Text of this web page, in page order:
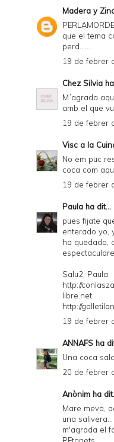
Madera y
que el tema
perd......
19 de febrer
Chez Silvia
M´agrada
amb el que
19 de febrer
Visc a la
No em puc
coca com
19 de febrer
Paula ha dit...
pues fijate
enterado yo,
ha quedado,
Salu2, Paula
http://
libre.net
http://
19 de febrer
ANNAFS ha
Una coca
20 de febrer
Anònim ha
Mare meva,
una
m'agrada el